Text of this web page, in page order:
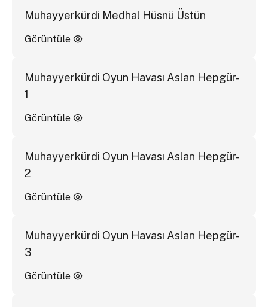
Muhayyerkürdi Medhal Hüsnü Üstün
Görüntüle
Muhayyerkürdi Oyun Havası Aslan Hepgür-
1
Görüntüle
Muhayyerkürdi Oyun Havası Aslan Hepgür-
2
Görüntüle
Muhayyerkürdi Oyun Havası Aslan Hepgür-
3
Görüntüle